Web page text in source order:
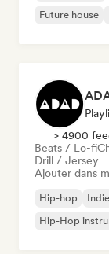
Future house
> 4900
Beats / Lo-fi
Drill / Jersey
Ajouter dans
Hip-hop
Hip-Hop